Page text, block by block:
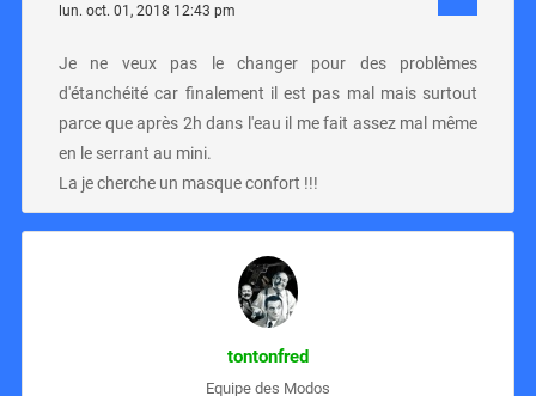
lun. oct. 01, 2018 12:43 pm
Je ne veux pas le changer pour des problèmes
d'étanchéité car finalement il est pas mal mais surtout
parce que après 2h dans l'eau il me fait assez mal même
en le serrant au mini.
La je cherche un masque confort !!!
tontonfred
Equipe des Modos